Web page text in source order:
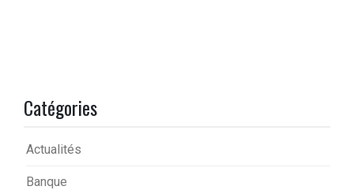
Catégories
Actualités
Banque